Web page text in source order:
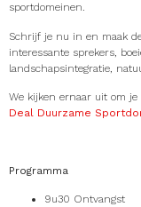
sportdomeinen.
Schrijf je nu in en maak
interessante sprekers,
landschapsintegratie,
We kijken ernaar uit om
Deal Duurzame
Programma
9u30 Ontvangst